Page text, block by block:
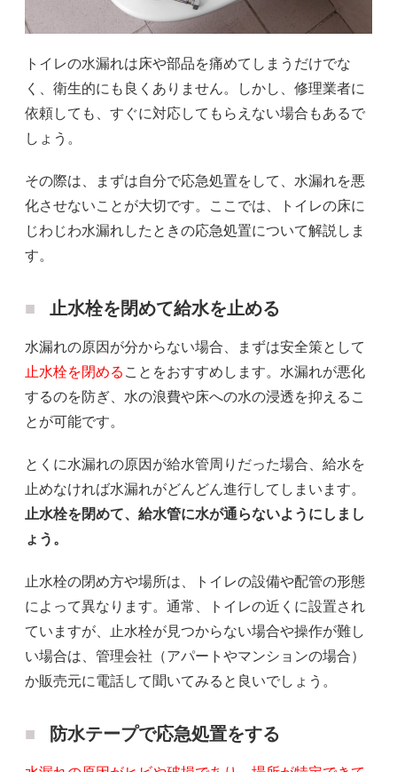
トイレの水漏れは床や部品を痛めてしまうだけでな
く、衛生的にも良くありません。しかし、修理業者に
依頼しても、すぐに対応してもらえない場合もあるで
しょう。
その際は、まずは自分で応急処置をして、水漏れを悪
化させないことが大切です。ここでは、トイレの床に
じわじわ水漏れしたときの応急処置について解説しま
す。
止水栓を閉めて給水を止める
水漏れの原因が分からない場合、まずは安全策として
止水栓を閉める ことをおすすめします。水漏れが悪化
するのを防ぎ、水の浪費や床への水の浸透を抑えるこ
とが可能です。
とくに水漏れの原因が給水管周りだった場合、給水を
止めなければ水漏れがどんどん進行してしまいます。
止水栓を閉めて、給水管に水が通らないようにしまし
ょう。
止水栓の閉め方や場所は、トイレの設備や配管の形態
によって異なります。通常、トイレの近くに設置され
ていますが、止水栓が見つからない場合や操作が難し
い場合は、管理会社（アパートやマンションの場合）
か販売元に電話して聞いてみると良いでしょう。
防水テープで応急処置をする